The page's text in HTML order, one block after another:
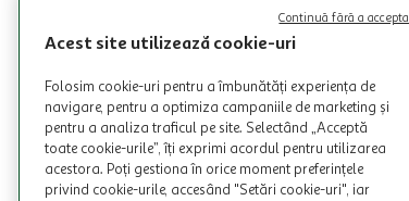
Acest site utilizează cookie-uri
Folosim cookie-uri pentru a îmbunătăți experiența de
navigare, pentru a optimiza campaniile de marketing și
pentru a analiza traficul pe site. Selectând „Acceptă
toate cookie-urile”, îți exprimi acordul pentru utilizarea
acestora. Poți gestiona în orice moment preferințele
privind cookie-urile, accesând "Setări cookie-uri", iar
Continuă fără a accepta